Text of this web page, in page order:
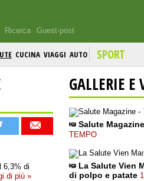
Ricerca Guest-post
CUCINA VIAGGI AUTO SPORT
6,3% di
di più »
GALLERIE E
Salute
TEMPO
La Salute Vien
di polpo e patate